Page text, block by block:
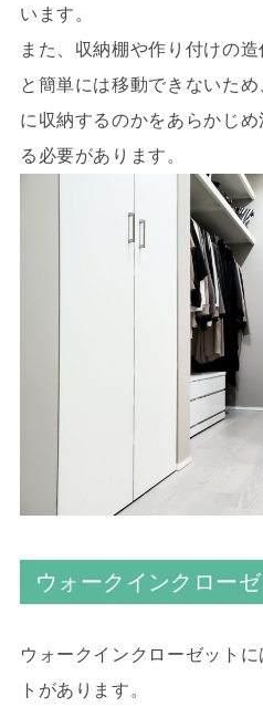
います。
また、収納棚や作り付けの
と簡単には移動できないた
に収納するのかをあらかじ
る必要があります。
ウォークインクロー
ウォークインクローゼット
トがあります。